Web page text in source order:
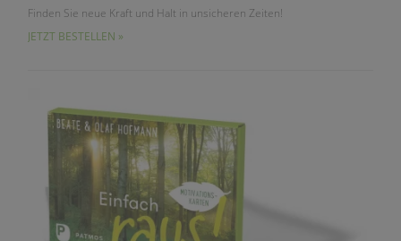
Finden Sie neue Kraft und Halt in unsicheren Zeiten!
JETZT BESTELLEN »